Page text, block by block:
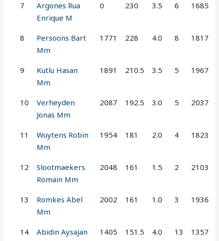
7
Argones Rua
Enrique M
0 230 3.5 6 1685
8
Persoons Bart
Mm
1771 228 4.0 8 1817
9
Kutlu Hasan
Mm
1891 210.5 3.5 5 1967
10
Verheyden
Jonas Mm
2087 192.5 3.0 5 2037
11
Wuytens Robin
Mm
1954 181 2.0 4 1823
12
Slootmaekers
Romain Mm
2048 161 1.5 2 2103
13
Romkes Abel
Mm
2002 161 1.0 3 1936
14
Abidin Aysajan
1405 151.5 4.0 13 1357